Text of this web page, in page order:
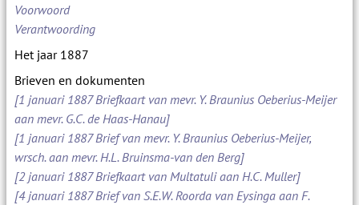
Voorwoord
Verantwoording
Het jaar 1887
Brieven en dokumenten
[1 januari 1887 Briefkaart van mevr. Y. Braunius Oeberius-Meijer
aan mevr. G.C. de Haas-Hanau]
[1 januari 1887 Brief van mevr. Y. Braunius Oeberius-Meijer,
wrsch. aan mevr. H.L. Bruinsma-van den Berg]
[2 januari 1887 Briefkaart van Multatuli aan H.C. Muller]
[4 januari 1887 Brief van S.E.W. Roorda van Eysinga aan F.